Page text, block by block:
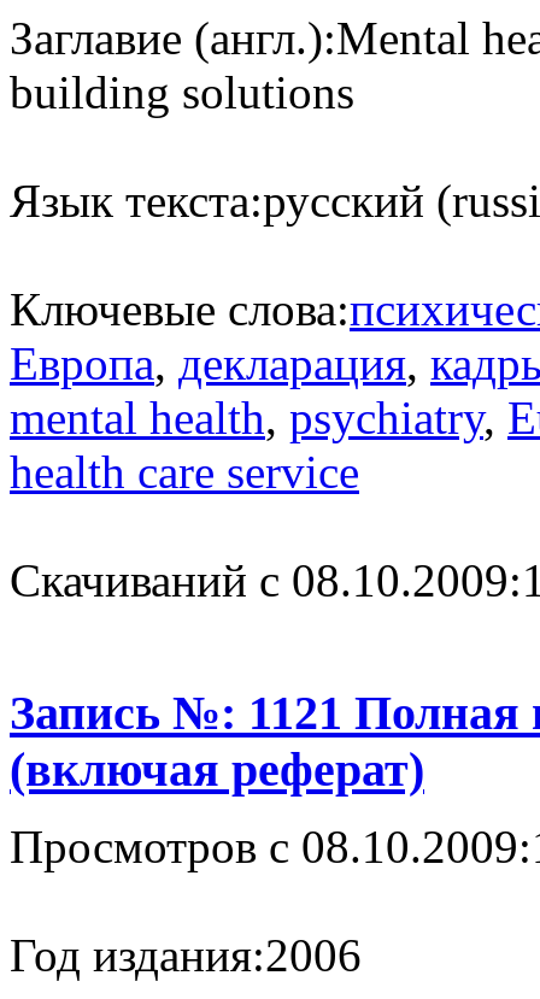
Заглавие (англ.):Mental
building solutions
Язык текста:русский
Ключевые слова:
Европа, декларация,
mental health, psychiatry,
health care service
Cкачиваний с 08.10.2009:
Запись №: 1121 Полная
(включая реферат)
Просмотров с 08.10.2009:
Год издания:2006